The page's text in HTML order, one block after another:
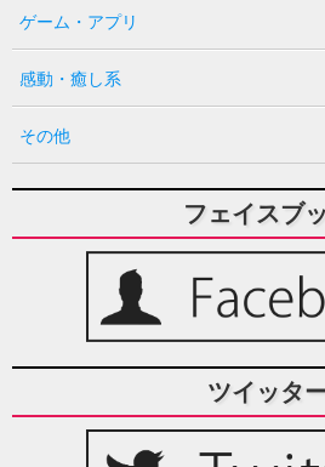
ゲーム・アプリ
感動・癒し系
その他
フェイスブ
ツイッタ